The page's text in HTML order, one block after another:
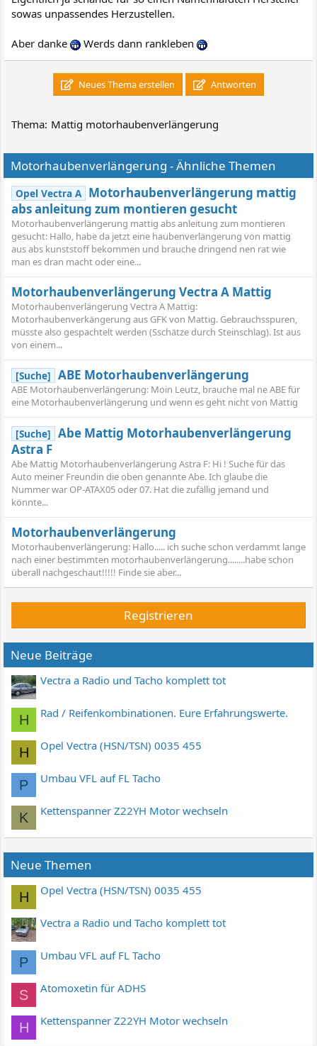
sowas unpassendes Herzustellen.
Aber danke Werds dann rankleben
Neues Thema erstellen Antworten
Thema: Mattig motorhaubenverlängerung
Motorhaubenverlängerung - Ähnliche Themen
Opel Vectra A Motorhaubenverlängerung mattig
abs anleitung zum montieren gesucht
Motorhaubenverlängerung mattig abs anleitung zum montieren
gesucht: Hallo, habe da jetzt eine haubenverlängerung von mattig
aus abs kunststoff bekommen und brauche dringend nen rat wie
man es dran macht oder eine...
Motorhaubenverlängerung Vectra A Mattig
Motorhaubenverlängerung Vectra A Mattig:
Motorhaubenverkängerung aus GFK von Mattig. Gebrauchsspuren,
müsste also gespachtelt werden (Sschätze durch Steinschlag). Ist aus
von einem...
[Suche] ABE Motorhaubenverlängerung
ABE Motorhaubenverlängerung: Moin Leutz, brauche mal ne ABE für
eine Motorhaubenverlängerung und wenn es geht nicht von Mattig
[Suche] Abe Mattig Motorhaubenverlängerung
Astra F
Abe Mattig Motorhaubenverlängerung Astra F: Hi ! Suche für das
Auto meiner Freundin die oben genannte Abe. Ich glaube die
Nummer war OP-ATAX05 oder 07. Hat die zufällig jemand und
könnte...
Motorhaubenverlängerung
Motorhaubenverlängerung: Hallo..... ich suche schon verdammt lange
nach einer bestimmten motorhaubenverlängerung........habe schon
überall nachgeschaut!!!!! Finde sie aber...
Registrieren
Neue Beiträge
Vectra a Radio und Tacho komplett tot
H Rad / Reifenkombinationen. Eure Erfahrungswerte.
H Opel Vectra (HSN/TSN) 0035 455
P Umbau VFL auf FL Tacho
K Kettenspanner Z22YH Motor wechseln
Neue Themen
H Opel Vectra (HSN/TSN) 0035 455
Vectra a Radio und Tacho komplett tot
P Umbau VFL auf FL Tacho
S Atomoxetin für ADHS
H Kettenspanner Z22YH Motor wechseln